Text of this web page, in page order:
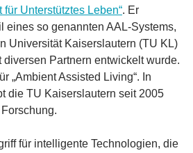
Unterstütztes Leben“. Er
eines so genannten AAL-Systems,
Universität Kaiserslautern (TU KL)
diversen Partnern entwickelt wurde.
„Ambient Assisted Living“. In
die TU Kaiserslautern seit 2005
für intelligente Technologien, die